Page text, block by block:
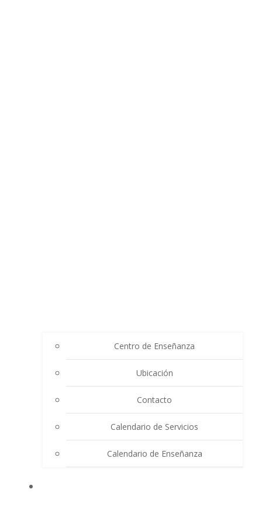
Centro de Enseñanza
Ubicación
Contacto
Calendario de Servicios
Calendario de Enseñanza